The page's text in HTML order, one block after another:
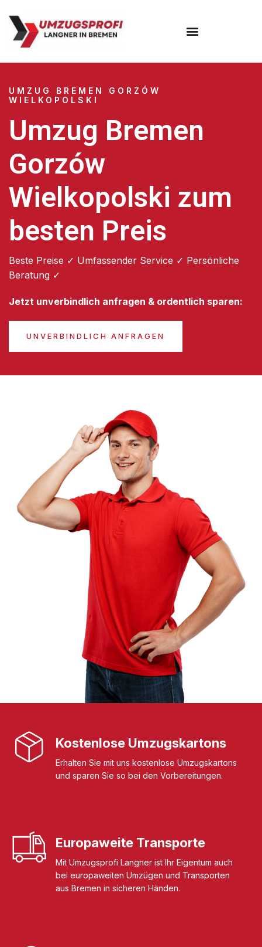
UMZUG BREMEN GORZÓW
WIELKOPOLSKI
Umzug Bremen
Gorzów
Wielkopolski zum
besten Preis
Beste Preise ✓ Umfassender Service ✓ Persönliche
Beratung ✓
Jetzt unverbindlich anfragen & ordentlich sparen:
UNVERBINDLICH ANFRAGEN
Kostenlose Umzugskartons
Erhalten Sie mit uns kostenlose Umzugskartons
und sparen Sie so bei den Vorbereitungen.
Europaweite Transporte
Mit Umzugsprofi Langner ist Ihr Eigentum auch
bei europaweiten Umzügen und Transporten
aus Bremen in sicheren Händen.